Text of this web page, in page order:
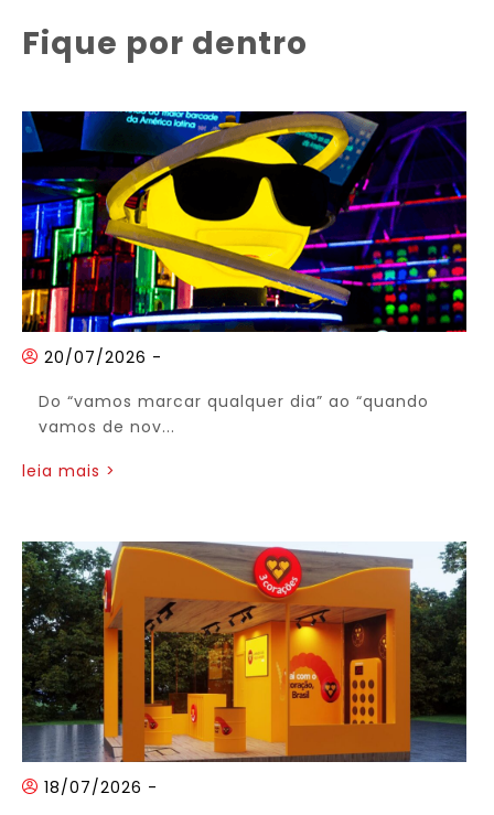
Fique por dentro
20/07/2026 -
Do “vamos marcar qualquer dia” ao “quando
vamos de nov...
leia mais >
18/07/2026 -